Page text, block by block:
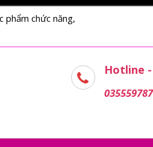
phẩm chức năng,
Hotline -